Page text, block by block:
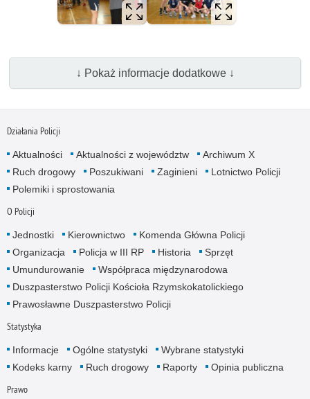
↓ Pokaż informacje dodatkowe ↓
Działania Policji
Aktualności Aktualności z województw
Archiwum X
Ruch drogowy
Poszukiwani Zaginieni
Lotnictwo Policji
Polemiki i sprostowania
O Policji
Jednostki Kierownictwo
Komenda Główna Policji
Organizacja
Policja w III RP Historia
Sprzęt
Umundurowanie
Współpraca międzynarodowa
Duszpasterstwo Policji Kościoła Rzymskokatolickiego
Prawosławne Duszpasterstwo Policji
Statystyka
Informacje Ogólne statystyki
Wybrane statystyki
Kodeks karny
Ruch drogowy Raporty Opinia publiczna
Prawo